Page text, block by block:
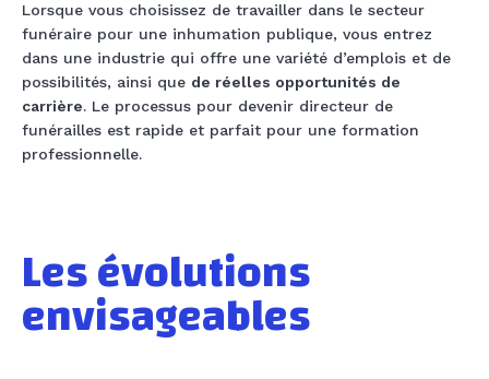
Lorsque vous choisissez de travailler dans le secteur
funéraire pour une inhumation publique, vous entrez
dans une industrie qui offre une variété d’emplois et de
possibilités, ainsi que de réelles opportunités de
carrière. Le processus pour devenir directeur de
funérailles est rapide et parfait pour une formation
professionnelle.
Les évolutions
envisageables